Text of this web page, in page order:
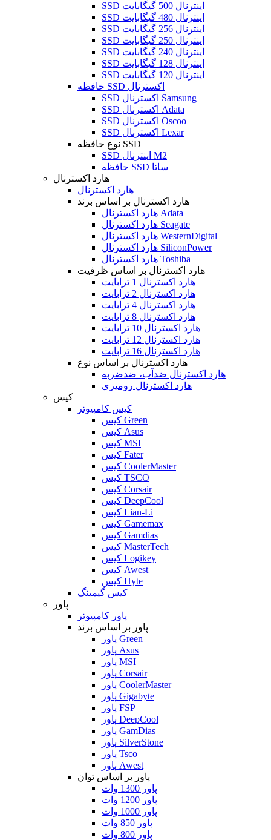
SSD اینترنال 500 گیگابایت
SSD اینترنال 480 گیگابایت
SSD اینترنال 256 گیگابایت
SSD اینترنال 250 گیگابایت
SSD اینترنال 240 گیگابایت
SSD اینترنال 128 گیگابایت
SSD اینترنال 120 گیگابایت
حافظه SSD اکسترنال
SSD اکسترنال Samsung
SSD اکسترنال Adata
SSD اکسترنال Oscoo
SSD اکسترنال Lexar
نوع حافظه SSD
SSD اینترنال M2
حافظه SSD ساتا
هارد اکسترنال
هارد اکسترنال
هارد اکسترنال بر اساس برند
هارد اکسترنال Adata
هارد اکسترنال Seagate
هارد اکسترنال WesternDigital
هارد اکسترنال SiliconPower
هارد اکسترنال Toshiba
هارد اکسترنال بر اساس ظرفیت
هارد اکسترنال 1 ترابایت
هارد اکسترنال 2 ترابایت
هارد اکسترنال 4 ترابایت
هارد اکسترنال 8 ترابایت
هارد اکسترنال 10 ترابایت
هارد اکسترنال 12 ترابایت
هارد اکسترنال 16 ترابایت
هارد اکسترنال بر اساس نوع
هارد اکسترنال ضدآب، ضدضربه
هارد اکسترنال رومیزی
کیس
کیس کامپیوتر
کیس Green
کیس Asus
کیس MSI
کیس Fater
کیس CoolerMaster
کیس TSCO
کیس Corsair
کیس DeepCool
کیس Lian-Li
کیس Gamemax
کیس Gamdias
کیس MasterTech
کیس Logikey
کیس Awest
کیس Hyte
کیس گیمینگ
پاور
پاور کامپیوتر
پاور بر اساس برند
پاور Green
پاور Asus
پاور MSI
پاور Corsair
پاور CoolerMaster
پاور Gigabyte
پاور FSP
پاور DeepCool
پاور GamDias
پاور SilverStone
پاور Tsco
پاور Awest
پاور بر اساس توان
پاور 1300 وات
پاور 1200 وات
پاور 1000 وات
پاور 850 وات
پاور 800 وات